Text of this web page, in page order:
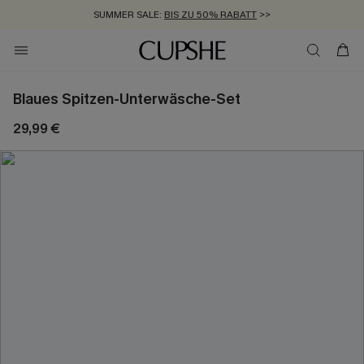
SUMMER SALE: BIS ZU 50% RABATT >>
ZUM NEWSLETTER:BIS ZU -20% EXTRA ERHALTEN
KOSTENLOSER VERSAND AB 89 €
Blaues Spitzen-Unterwäsche-Set
29,99 €